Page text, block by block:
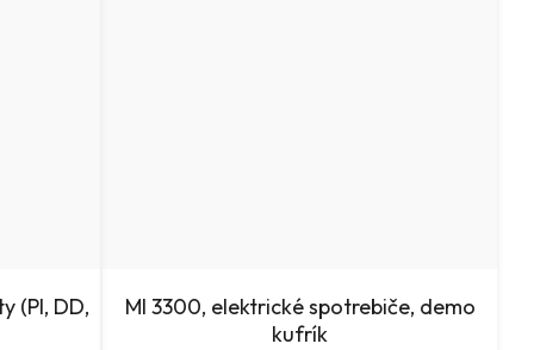
(PI, DD,
MI 3300, elektrické spotrebiče, demo
kufrík